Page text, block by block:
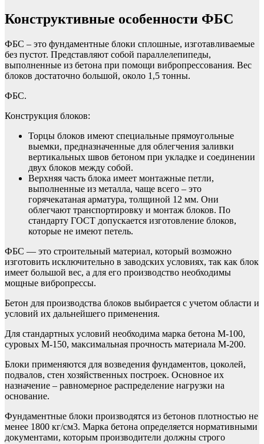
Конструктивные особенности ФБС
ФБС – это фундаментные блоки сплошные, изготавливаемые
без пустот. Представляют собой параллелепипеды,
выполненные из бетона при помощи вибропрессования. Вес
блоков достаточно большой, около 1,5 тонны.
ФБС.
Конструкция блоков:
Торцы блоков имеют специальные прямоугольные
выемки, предназначенные для облегчения заливки
вертикальных швов бетоном при укладке и соединении
двух блоков между собой.
Верхняя часть блока имеет монтажные петли,
выполненные из металла, чаще всего – это
горячекатаная арматура, толщиной 12 мм. Они
облегчают транспортировку и монтаж блоков. По
стандарту ГОСТ допускается изготовление блоков,
которые не имеют петель.
ФБС — это строительный материал, который возможно
изготовить исключительно в заводских условиях, так как блок
имеет большой вес, а для его производство необходимы
мощные вибропрессы.
Бетон для производства блоков выбирается с учетом области и
условий их дальнейшего применения.
Для стандартных условий необходима марка бетона М-100,
суровых М-150, максимальная прочность материала М-200.
Блоки применяются для возведения фундаментов, цоколей,
подвалов, стен хозяйственных построек. Основное их
назначение – равномерное распределение нагрузки на
основание.
Фундаментные блоки производятся из бетонов плотностью не
менее 1800 кг/см3. Марка бетона определяется нормативными
документами, которым производители должны строго